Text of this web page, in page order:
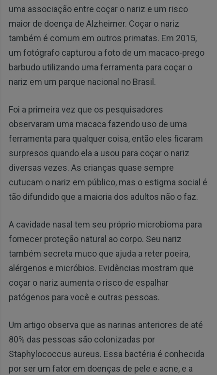
uma associação entre coçar o nariz e um risco
maior de doença de Alzheimer. Coçar o nariz
também é comum em outros primatas. Em 2015,
um fotógrafo capturou a foto de um macaco-prego
barbudo utilizando uma ferramenta para coçar o
nariz em um parque nacional no Brasil.
Foi a primeira vez que os pesquisadores
observaram uma macaca fazendo uso de uma
ferramenta para qualquer coisa, então eles ficaram
surpresos quando ela a usou para coçar o nariz
diversas vezes. As crianças quase sempre
cutucam o nariz em público, mas o estigma social é
tão difundido que a maioria dos adultos não o faz.
A cavidade nasal tem seu próprio microbioma para
fornecer proteção natural ao corpo. Seu nariz
também secreta muco que ajuda a reter poeira,
alérgenos e micróbios. Evidências mostram que
coçar o nariz aumenta o risco de espalhar
patógenos para você e outras pessoas.
Um artigo observa que as narinas anteriores de até
80% das pessoas são colonizadas por
Staphylococcus aureus. Essa bactéria é conhecida
por ser um fator em doenças de pele e acne, e a